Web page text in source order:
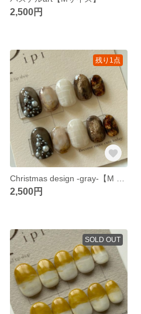
2,500円
残り1点
2,500円
SOLD OUT